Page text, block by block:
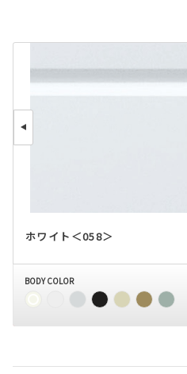
ホワイト＜058＞
BODY COLOR